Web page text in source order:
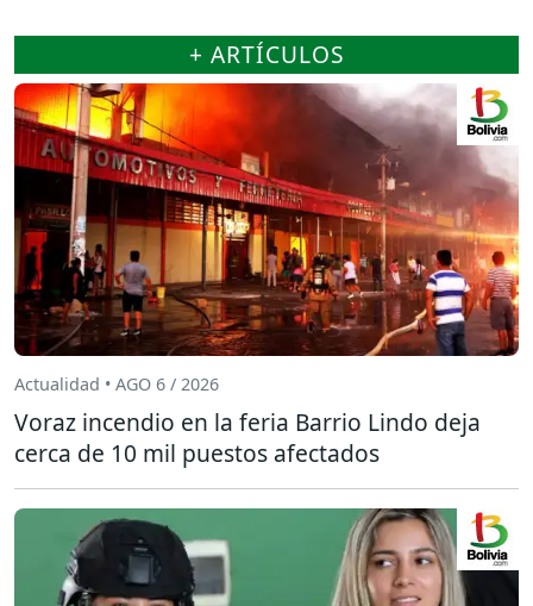
+ ARTÍCULOS
Actualidad • AGO 6 / 2026
Voraz incendio en la feria Barrio Lindo deja
cerca de 10 mil puestos afectados